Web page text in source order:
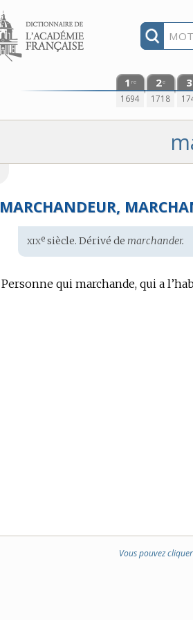
Aller au contenu
1 re
1694
2e
1718
3
MARCHANDEUR,
Étymologie
:
xixe siècle. Dérivé demarchander.
Personne qui marchande, qui a
Vous pouvez